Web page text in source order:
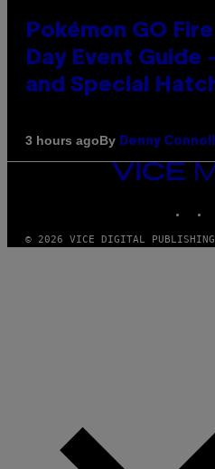
Pokémon GO
Day Event Guide
and Special
3 hours agoBy Denny
VICE
MEDIA
© 2026 VICE DIGITAL